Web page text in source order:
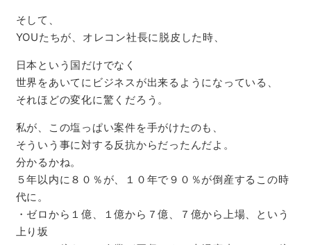
そして、
YOUたちが、オレコン社長に脱皮した時、
日本という国だけでなく
世界をあいてにビジネスが出来るようになっている、
それほどの変化に驚くだろう。
私が、この塩っぱい案件を手がけたのも、
そういう事に対する反抗からだったんだよ。
分かるかね。
５年以内に８０％が、１０年で９０％が倒産するこの時
代に。
・ゼロから１億、１億から７億、７億から上場、という
上り坂